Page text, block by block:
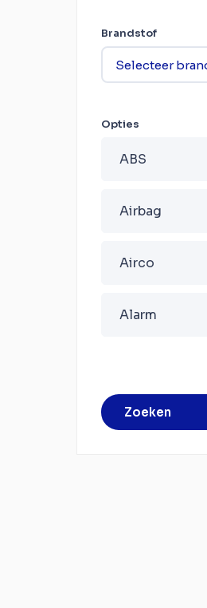
Brandstof
Opties
ABS
Airbag
Airco
Alarm
Zoeken